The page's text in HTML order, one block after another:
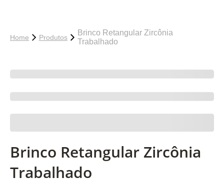
Home Produtos
Brinco Retangular Zircônia
Trabalhado
Brinco Retangular Zircônia
Trabalhado